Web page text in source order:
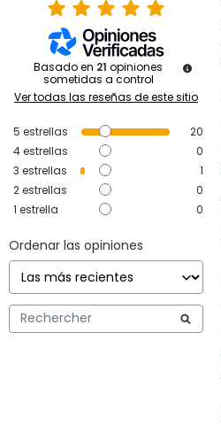
Basado en 21 opiniones
sometidas a control
Ver todas las reseñas de este sitio
5 estrellas
20
4estrellas
0
3 estrellas
1
2estrellas
0
1 estrella 0
Ordenar las opiniones